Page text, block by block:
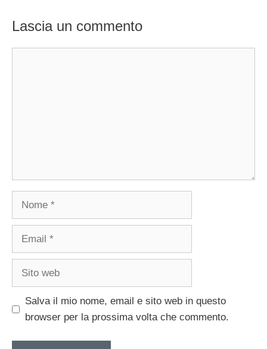
Lascia un commento
Nome
Email
Sito
Salva il mio nome, email e sito web in questo
browser per la prossima volta che commento.